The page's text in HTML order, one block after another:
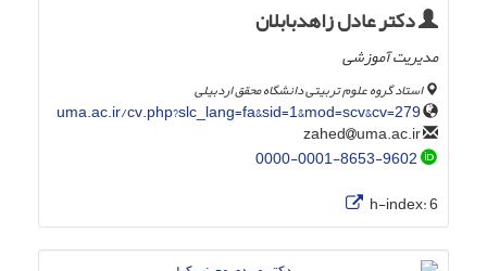
دکتر عادل زاهدبابلان
مدیریت آموزشی
استاد گروه علوم تربیتی دانشگاه محقق اردبیلی
uma.ac.ir/cv.php?slc_lang=fa&sid=1&mod=scv&cv=279
uma.ac.ir
0000-0001-8653-9602
h-index:6